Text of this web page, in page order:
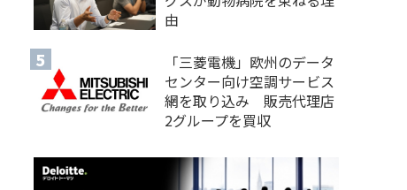
由
「三菱電機」欧州のデータ
センター向け空調サービス
網を取り込み 販売代理店
2グループを買収